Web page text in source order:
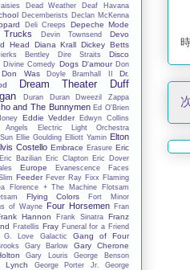
Dead Weather Deaf Havana
Decemberists Declan McKenna
Deli Creeps Depeche Mode
Devin Townsend
Devo
Head
Diana Krall Dickey Betts
Bentley Dire Straits
Disco
Divine Comedy Dogs D'amour Don
Don Was Doyle Bramhall II
Dr.
Dream Theater
Duff
Duran Duran
Dweezil Zappa
and The Bunnymen Ed O'Brien
Eddie Vedder
Edwyn Collins
Angels
Electric Light Orchestra
Ellie Goulding Elliott Yamin Elton
Costello Embrace Erasure Eric
Eric Bazilian Eric Clapton Eric Dover
Europe Evanescence
Faces
Feeder Fever Ray Fixx Flaming
Florence + The Machine
Flotsam
Flying Colors
Fort Minor
of Wayne Four Horsemen Fran
Hannon Frank Sinatra Franz
Fratellis Fray Funeral for a Friend
G. Love Galactic Gang of Four
Gary Barlow
Gary Cherone
Gary Louris George Benson
Lynch George Porter Jr.
George